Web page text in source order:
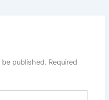
published. Required